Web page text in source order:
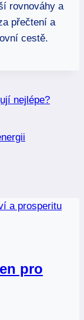
rovnováhy a
přečtení a
cestě.
nejlépe?
pro